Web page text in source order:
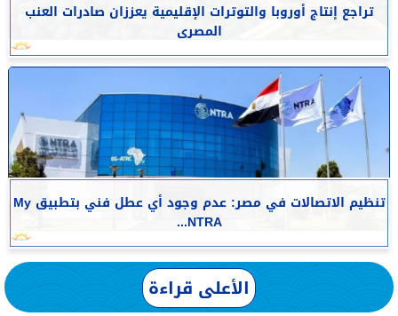
تراجع إنتاج أوروبا والتوترات الإقليمية يعززان صادرات العنب
المصرى
تنظيم الاتصالات في مصر: عدم وجود أي عطل فني بتطبيق My
NTRA...
الأعلى قراءة